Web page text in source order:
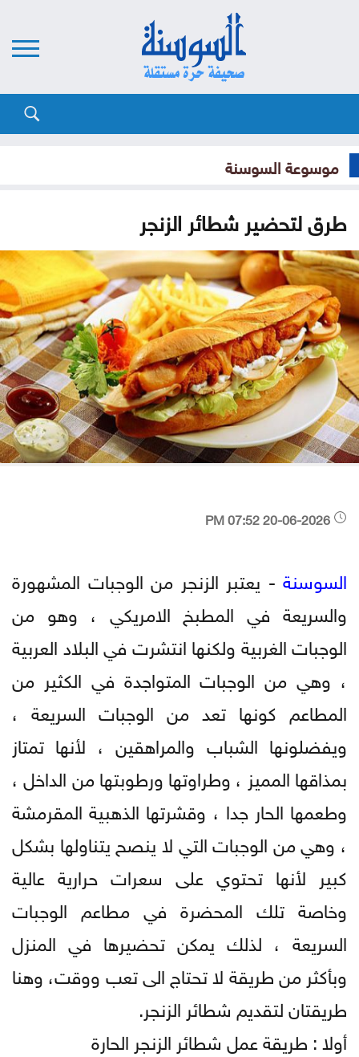
موسوعة السوسنة
طرق لتحضير شطائر الزنجر
السوسنة - يعتبر الزنجر من الوجبات المشهورة
والسريعة في المطبخ الامريكي ، وهو من
الوجبات الغربية ولكنها انتشرت في البلاد العربية
، وهي من الوجبات المتواجدة في الكثير من
المطاعم كونها تعد من الوجبات السريعة ،
ويفضلونها الشباب والمراهقين ، لأنها تمتاز
بمذاقها المميز ، وطراوتها ورطوبتها من الداخل ،
وطعمها الحار جدا ، وقشرتها الذهبية المقرمشة
، وهي من الوجبات التي لا ينصح يتناولها بشكل
كبير لأنها تحتوي على سعرات حرارية عالية
وخاصة تلك المحضرة في مطاعم الوجبات
السريعة ، لذلك يمكن تحضيرها في المنزل
وبأكثر من طريقة لا تحتاج الى تعب ووقت، وهنا
طريقتان لتقديم شطائر الزنجر.
أولا : طريقة عمل شطائر الزنجر الحارة